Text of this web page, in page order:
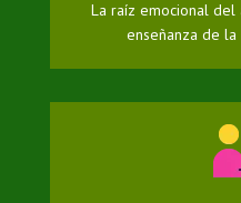
La raíz emocional del
enseñanza de la